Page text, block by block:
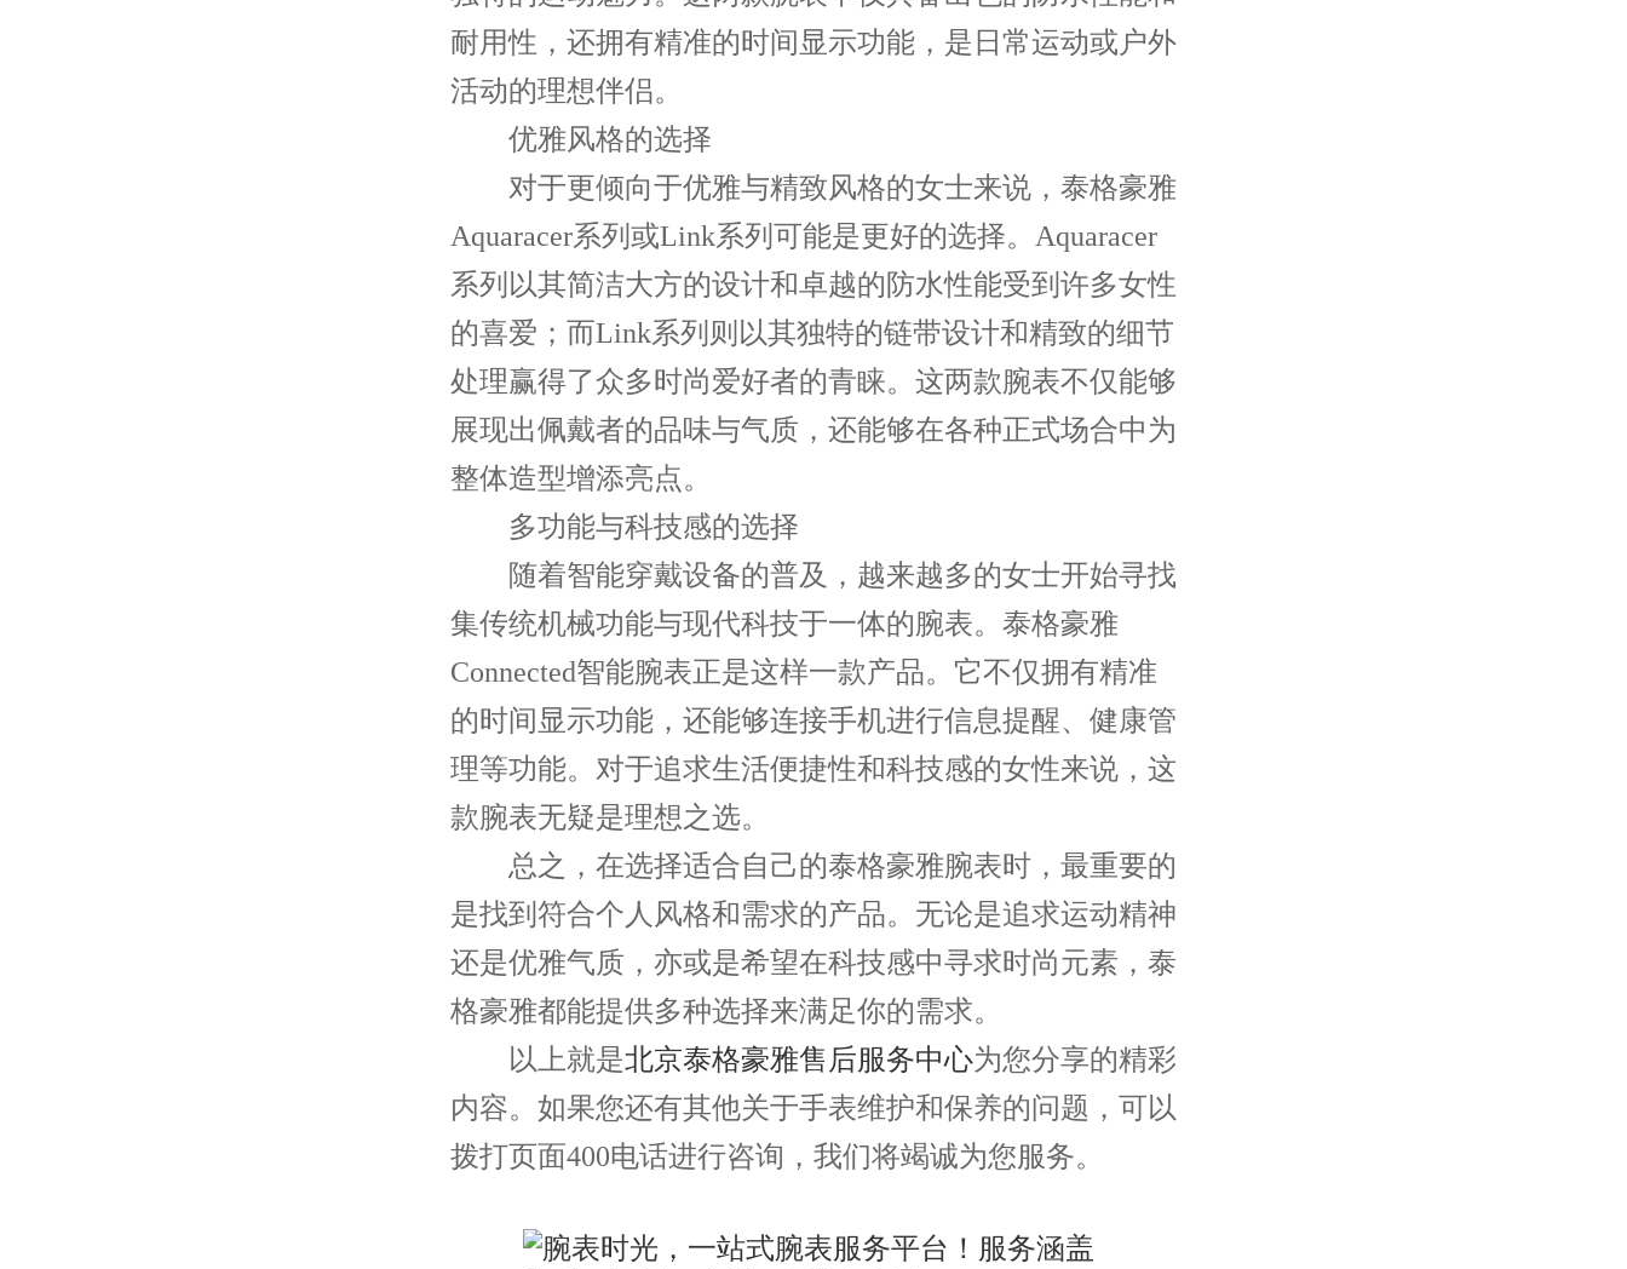
耐用性，还拥有精准的时间显示功能，是日常运动或户外
活动的理想伴侣。
优雅风格的选择
对于更倾向于优雅与精致风格的女士来说，泰格豪雅
Aquaracer系列或Link系列可能是更好的选择。Aquaracer
系列以其简洁大方的设计和卓越的防水性能受到许多女性
的喜爱；而Link系列则以其独特的链带设计和精致的细节
处理赢得了众多时尚爱好者的青睐。这两款腕表不仅能够
展现出佩戴者的品味与气质，还能够在各种正式场合中为
整体造型增添亮点。
多功能与科技感的选择
随着智能穿戴设备的普及，越来越多的女士开始寻找
集传统机械功能与现代科技于一体的腕表。泰格豪雅
Connected智能腕表正是这样一款产品。它不仅拥有精准
的时间显示功能，还能够连接手机进行信息提醒、健康管
理等功能。对于追求生活便捷性和科技感的女性来说，这
款腕表无疑是理想之选。
总之，在选择适合自己的泰格豪雅腕表时，最重要的
是找到符合个人风格和需求的产品。无论是追求运动精神
还是优雅气质，亦或是希望在科技感中寻求时尚元素，泰
格豪雅都能提供多种选择来满足你的需求。
以上就是北京泰格豪雅售后服务中心为您分享的精彩
内容。如果您还有其他关于手表维护和保养的问题，可以
拨打页面400电话进行咨询，我们将竭诚为您服务。